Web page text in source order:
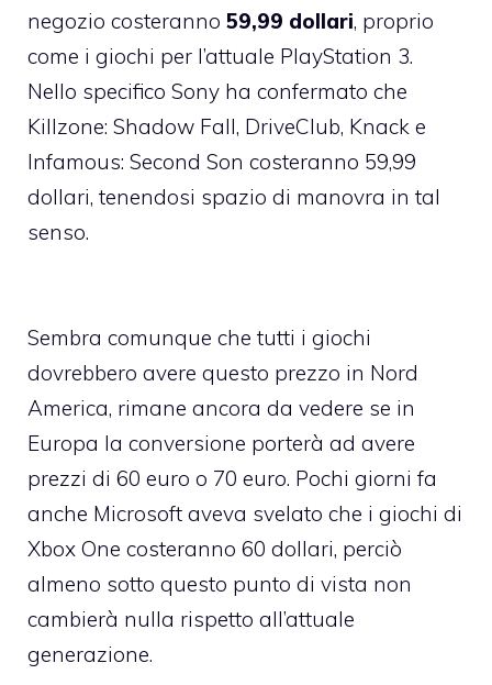
negozio costeranno 59,99 dollari, proprio
come i giochi per l’attuale PlayStation 3.
Nello specifico Sony ha confermato che
Killzone: Shadow Fall, DriveClub, Knack e
Infamous: Second Son costeranno 59,99
dollari, tenendosi spazio di manovra in tal
senso.
Sembra comunque che tutti i giochi
dovrebbero avere questo prezzo in Nord
America, rimane ancora da vedere se in
Europa la conversione porterà ad avere
prezzi di 60 euro o 70 euro. Pochi giorni fa
anche Microsoft aveva svelato che i giochi di
Xbox One costeranno 60 dollari, perciò
almeno sotto questo punto di vista non
cambierà nulla rispetto all’attuale
generazione.